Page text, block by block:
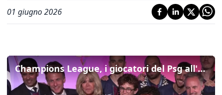
01 giugno 2026
Champions League, i giocatori del Psg all'Eliseo con la Coppa